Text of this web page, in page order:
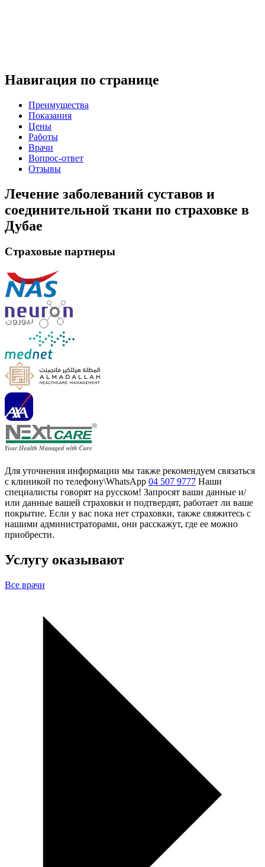
Навигация по странице
Преимущества
Показания
Цены
Работы
Врачи
Вопрос-ответ
Отзывы
Лечение заболеваний суставов и
соединительной ткани по страховке в
Дубае
Страховые партнеры
Для уточнения информации мы также рекомендуем связаться
с клиникой по телефону\WhatsApp 04 507 9777 Наши
специалисты говорят на русском! Запросят ваши данные и/
или данные вашей страховки и подтвердят, работает ли ваше
покрытие. Если у вас пока нет страховки, также свяжитесь с
нашими администраторами, они расскажут, где ее можно
приобрести.
Услугу оказывают
Все врачи